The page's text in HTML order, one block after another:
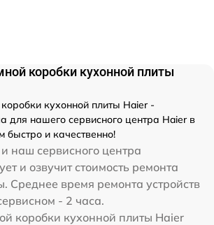
коробки кухонной плиты
кухонной плиты Haier -
для нашего сервисного центра Haier в
быстро и качественно!
наш сервисного центра
и озвучит стоимость ремонта
Среднее время ремонта устройств
- 2 часа.
коробки кухонной плиты Haier